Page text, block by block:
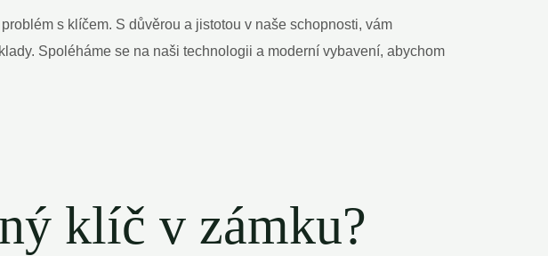
s klíčem. S důvěrou a jistotou v naše schopnosti, vám
Spoléháme se na naši technologii a moderní vybavení, abychom
klíč v zámku?